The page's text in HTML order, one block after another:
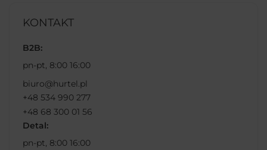
KONTAKT
B2B:
pn-pt, 8:00 16:00
biuro@hurtel.pl
+48 534 990 277
+48 68 300 01 56
Detal:
pn-pt, 8:00 16:00